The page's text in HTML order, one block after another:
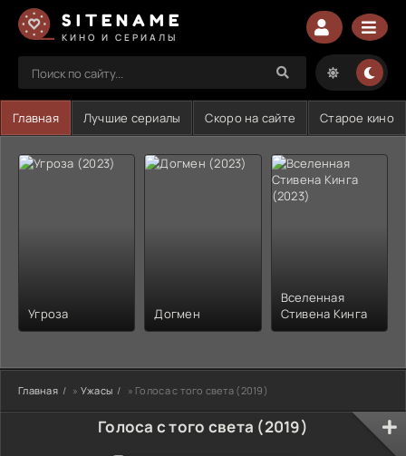
SITENAME
КИНО И СЕРИАЛЫ
Главная Лучшие сериалы Скоро на сайте Старое кино
Угроза Догмен
Вселенная
Стивена Кинга
Главная » Ужасы » Голоса с того света (2019)
Голоса с того света (2019)